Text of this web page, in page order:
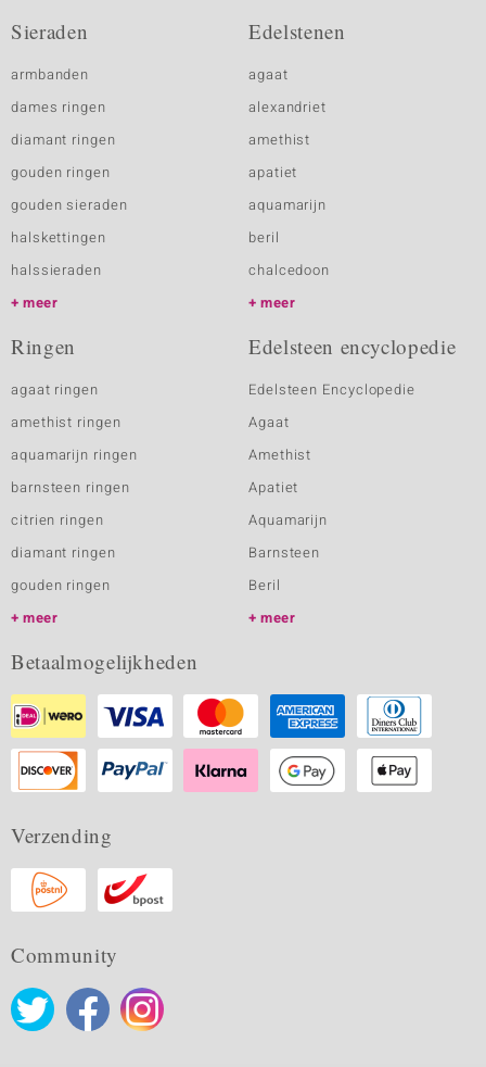
Sieraden
armbanden
dames ringen
diamant ringen
gouden ringen
gouden sieraden
halskettingen
halssieraden
meer
Edelstenen
agaat
alexandriet
amethist
apatiet
aquamarijn
beril
chalcedoon
meer
Ringen
agaat ringen
amethist ringen
aquamarijn ringen
barnsteen ringen
citrien ringen
diamant ringen
gouden ringen
meer
Edelsteen encyclopedie
Edelsteen Encyclopedie
Agaat
Amethist
Apatiet
Aquamarijn
Barnsteen
Beril
meer
Betaalmogelijkheden
Verzending
Community